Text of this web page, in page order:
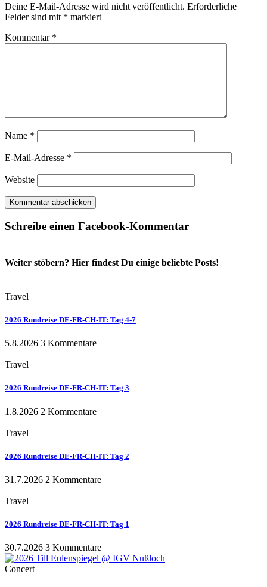
Deine E-Mail-Adresse wird nicht veröffentlicht. Erforderliche
Felder sind mit * markiert
Kommentar *
Name *
E-Mail-Adresse *
Website
Schreibe einen Facebook-Kommentar
Weiter stöbern? Hier findest Du einige beliebte Posts!
Travel
2026 Rundreise DE-FR-CH-IT: Tag 4-7
5.8.2026 3 Kommentare
Travel
2026 Rundreise DE-FR-CH-IT: Tag 3
1.8.2026 2 Kommentare
Travel
2026 Rundreise DE-FR-CH-IT: Tag 2
31.7.2026 2 Kommentare
Travel
2026 Rundreise DE-FR-CH-IT: Tag 1
30.7.2026 3 Kommentare
Concert